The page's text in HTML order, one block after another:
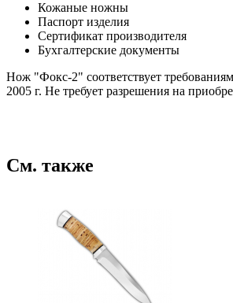
Кожаные ножны
Паспорт изделия
Сертификат производителя
Бухгалтерские документы
Нож "Фокс-2" соответствует
2005 г. Не требует разрешения на
См. также